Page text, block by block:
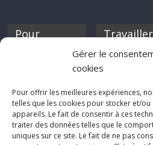
Gérer le
cookies
Pour offrir les meilleures expériences,
telles que les cookies pour stocker et/
appareils. Le fait de consentir à ces
traiter des données telles que le
uniques sur ce site. Le fait de ne pas
Pour
discothèque
Travailler
Si tu souhaites
Rocknfool,
pas à nous
tes
concerts, de
séries ou des